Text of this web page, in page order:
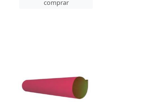
comprar